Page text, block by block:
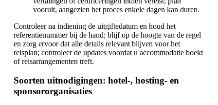
vooruit, aangezien het proces enkele dagen kan duren.
Controleer na indiening de uitgiftedatum en houd het
referentienummer bij de hand; blijf op de hoogte van de regel
en zorg ervoor dat alle details relevant blijven voor het
reisplan; controleer de updates voordat u accommodatie boekt
of reisarrangementen treft.
Soorten uitnodigingen: hotel-, hosting- en
sponsororganisaties